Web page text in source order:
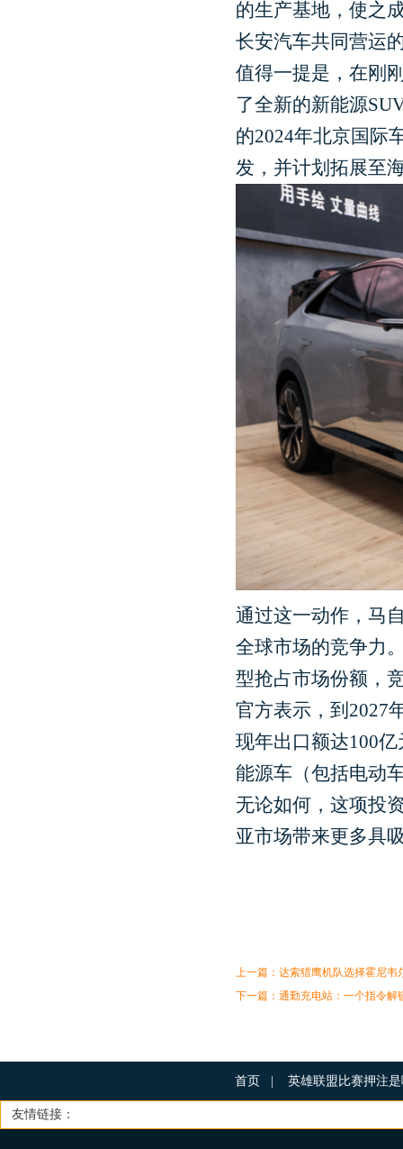
的生产基地，使之
长安汽车共同营运
值得一提是，在刚
了全新的新能源
的2024年北京国际
发，并计划拓展至
通过这一动作，马
全球市场的竞争力
型抢占市场份额，
官方表示，到2027
现年出口额达100
能源车（包括电动
无论如何，这项投
亚市场带来更多具
上一篇： 达索猎鹰机队选择霍尼韦
下一篇： 通勤充电站：一个指令解
首页 英雄联盟比赛押注
友情链接：